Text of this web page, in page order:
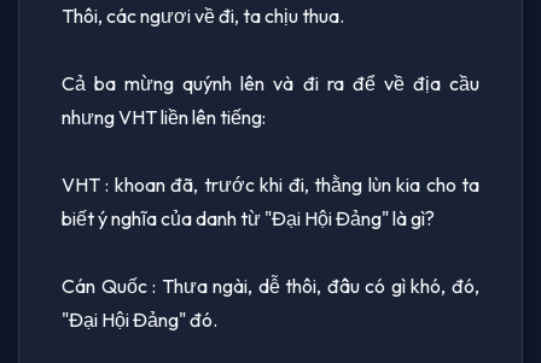
Thôi, các ngươi về đi, ta chịu thua.
Cả ba mừng quýnh lên và đi ra để về địa cầu
nhưng VHT liền lên tiếng:
VHT : khoan đã, trước khi đi, thằng lùn kia cho ta
biết ý nghĩa của danh từ "Đại Hội Đảng" là gì?
Cán Quốc : Thưa ngài, dễ thôi, đâu có gì khó, đó,
"Đại Hội Đảng" đó.